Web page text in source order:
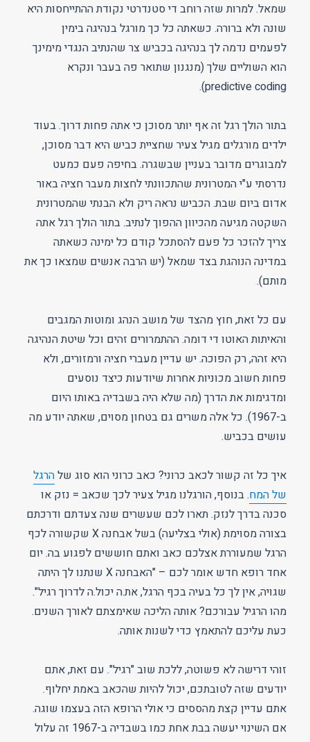
שמאל. למרות שזה רוחב די סטנדרטי נקודת ההתייחסות היא
שונה ולא ברורה. כשאתה כל כך מורגל בנהיגה בימין
לפעמים נדמה לך בנהיגה בכביש צר שהנתיב הנגדי מימינך
הוא השוליים שלך (מנגנון שתואר פה בעבר ונקרא
predictive coding).
בתור הולך רגל זה אף יותר מסוכן כי אתה פחות דרוך. בעוד
ילדים מורגלים מגיל צעיר שחציית כביש היא דבר מסוכן,
למבוגרים מדובר בעניין שבשגרה. בחיפה פעם כמעט
נדרסתי ע"י המטרונית שהתכוונתי לחצות מעבר חציה באור
אדום ביום שבת. הכביש נראה ריק ולא הבנתי שהמטרונית
השקטה מגיעה מהכיוון ההפוך לנתיב. בתור הולך רגל אתה
צריך להזכר כל פעם להסתכל קודם כל ימינה כשאתה
במדינה הנוהגת בצד שמאל (יש הרבה אנשים שמצאו כך את
מותם).
עם כל זאת, חוץ מהצד של מושב הנהג ומוטות המגבים
והאיתות האוטו די דומה. ההתמרורים זהים וכל שיטת הנהיגה
היא זהה, רק הפוכה. יש עדיין מעברי חציה ורמזורים, ולא
פחות חשוב מכוניות אחרות שיודעות כיצד נוסעים
ומדגימות את הדרך (מה שלא היה בשבדיה באותו היום
ב-1967). כל אלה משרים גם בטחון מסוים, שאתה יודע מה
עושים בכביש.
איך כל זה קשור לכאב כרוני? כאב כרוני הוא סוג שלהרגל
של המח. בנוסף, הורגלנו מגיל צעיר לכך שכאב = נזק או
סכנה בדרך לנזק. תארו לכם שעשרים שנה צעדתם ודרכתם
בצורה מסוימת (אולי בצליעה) בשל אבחנה X שקשורה לכף
הרגל שמעוררת אצלכם כאב ואתם חוששים לפגוע בה. יום
אחד רופא חדש אומר לכם – "האבחנה X שנתנו לך היתה
שגויה, אין לך כל בעיה בכף הרגל, את.ה יכול.ה לדרוך רגיל".
מהו הרגיל עבורכם? אותה הליכה שאימצתם לאורך השנים.
כעת עליכם להתאמץ כדי לשנות אותה.
זוהי דרישה לא פשוטה, ללכת שוב "רגיל". עם זאת, אתם
יודעים שזה לטובתכם, יכול להיות שהכאב באמת יחלוף.
אתם עדיין קצת מהססים כי אולי הרופא הזה בעצמו שוגה.
אם השינוי יעשה בבת אחת כמו בשבדיה ב-1967 זה עלול